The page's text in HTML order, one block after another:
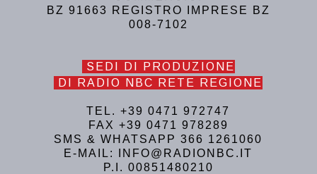
BZ 91663 REGISTRO IMPRESE BZ
008-7102
SEDI DI PRODUZIONE
DI RADIO NBC RETE REGIONE
TEL. +39 0471 972747
FAX +39 0471 978289
SMS & WHATSAPP 366 1261060
E-MAIL: INFO@RADIONBC.IT
P.I. 00851480210